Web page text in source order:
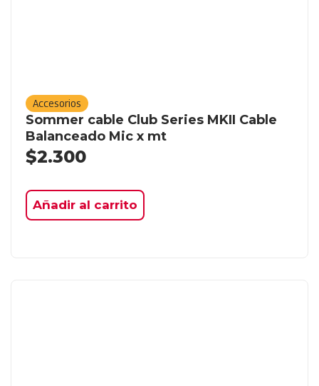
Accesorios
Sommer cable Club Series MKII Cable
Balanceado Mic x mt
$2.300
Añadir al carrito